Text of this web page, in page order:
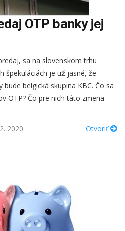
OTP banky jej
sa na slovenskom trhu
špekuláciách je už jasné, že
belgická skupina KBC. Čo sa
OTP? Čo pre nich táto zmena
2020 Otvoriť